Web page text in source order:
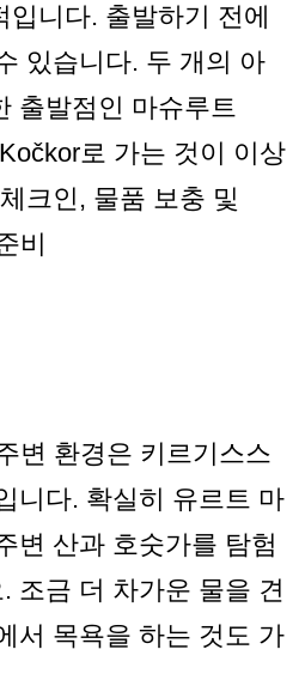
니다. 출발하기 전에
있습니다. 두 개의 아
출발점인 마슈루트
로 가는 것이 이상
크인, 물품 보충 및
비
변 환경은 키르기스스
니다. 확실히 유르트 마
변 산과 호숫가를 탐험
조금 더 차가운 물을 견
서 목욕을 하는 것도 가